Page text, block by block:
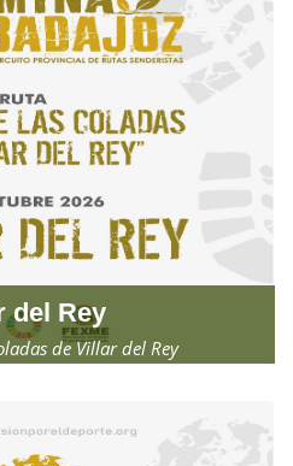
del Rey
de Villar del Rey